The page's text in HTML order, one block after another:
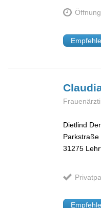
Dietlind
Parkstraße
31275